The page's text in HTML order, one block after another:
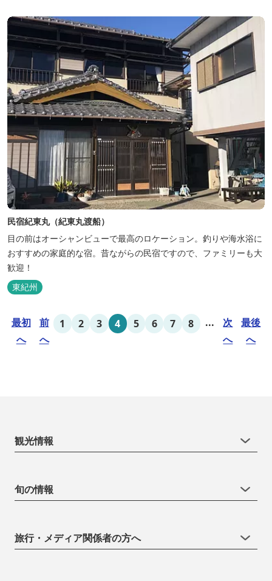
民宿紀東丸（紀東丸渡船）
目の前はオーシャンビューで最高のロケーション。釣りや海水浴に
おすすめの家庭的な宿。昔ながらの民宿ですので、ファミリーも大
歓迎！
東紀州
最初
へ
前
へ
1 2 3 4 5 6 7 8 ...
次
へ
最後
へ
観光情報
旬の情報
旅行・メディア関係者の方へ